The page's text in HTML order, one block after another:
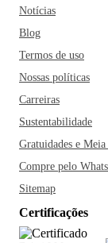
Notícias
Blog
Termos de uso
Nossas políticas
Carreiras
Sustentabilidade
Gratuidades e
Compre pelo
Sitemap
Certificações